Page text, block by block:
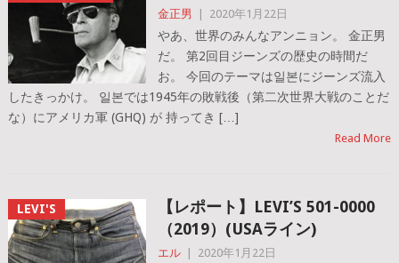
金正男 2020年1月22日
やあ、世界のみんなアンニョン。 金正男
だ。 第2回目ジーンズの歴史の時間だ
お。 今回のテーマは일본にジーンズ流入
したきっかけ。 일본では1945年の敗戦後（第二次世界大戦のことだ
な）にアメリカ軍 (GHQ) が 持ってき […]
Read More
LEVI'S
【レポート】LEVI’S 501-0000
（2019）(USAライン)
エル 2020年1月22日